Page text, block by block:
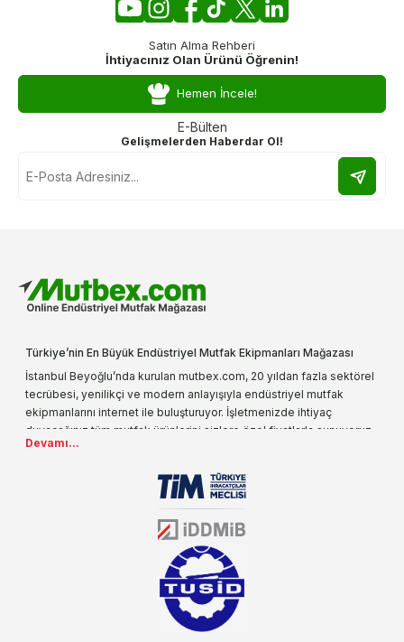
Satın Alma Rehberi
İhtiyacınız Olan Ürünü Öğrenin!
Hemen İncele!
E-Bülten
Gelişmelerden Haberdar Ol!
Türkiye’nin En Büyük Endüstriyel Mutfak Ekipmanları Mağazası
İstanbul Beyoğlu’nda kurulan mutbex.com, 20 yıldan fazla sektörel
tecrübesi, yenilikçi ve modern anlayışıyla endüstriyel mutfak
ekipmanlarını internet ile buluşturuyor. İşletmenizde ihtiyaç
duyacağınız tüm mutfak ürünlerini sizlere özel fiyatlarla sunuyoruz.
Endüstriyel mutfak malzemesi deyince akla gelen ilk adreslerden
sektörün farklı alanlarında da faliyet gösteren mutbex.com,
Öztiryakiler resmi bayisidir. Öztiryakiler ürünleri üzerinde büyük bir
donanıma sahip ekibi ile müşterilerine koşulsuz destek sunan
mutbex.com ile endüstriyel mutfak malzemeleri konusunda
alacağınız hizmet standartların her zaman üstünde olacaktır.
Devamı...